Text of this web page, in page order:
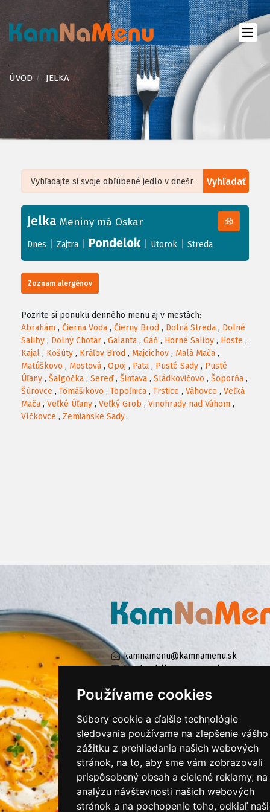
Používame cookies
Súbory cookie a ďalšie technológie
sledovania používame na zlepšenie vášho
zážitku z prehliadania našich webových
stránok, na to, aby sme vám zobrazovali
prispôsobený obsah a cielené reklamy, na
analýzu návštevnosti našich webových
stránok a na pochopenie toho, odkiaľ naši
ÚVOD JELKA
Vyhľadať
+
−
Leaflet| ©OpenStreetMap, Tiles courtesy ofHumanitarian OpenStreetMap
Jelka Meniny má Oskar
Dnes Zajtra Pondelok Utorok Streda
Zoznam alergénov
Pozrite si ponuku denného menu aj v mestách:
Abrahám , Čierna Voda , Čierny Brod , Dolná Streda , Dolné
Saliby , Dolný Chotár , Galanta , Gáň , Horné Saliby , Hoste ,
Kajal , Košúty , Kráľov Brod , Majcichov , Malá Mača ,
Matúškovo , Mostová , Opoj , Pata , Pusté Sady , Pusté
Úľany , Šalgočka , Sereď, Šintava , Sládkovičovo , Šoporňa ,
Šúrovce , Tomášikovo , Topoľnica , Trstice , Váhovce , Veľká
Mača , Veľké Úľany , Veľký Grob , Vinohrady nad Váhom ,
Vlčkovce , Zemianske Sady .
kamnamenu@kamnamenu.sk
facebook/kamnamenu.sk
PRIHLÁSIŤ SA DO ZÁKAZNÍCKEJ ZÓNY
Všeobecné obchodné podmienky